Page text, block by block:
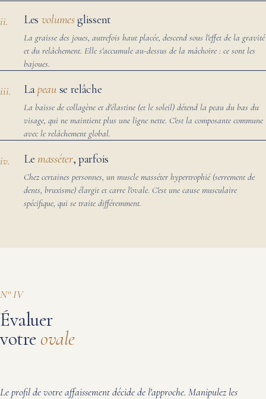
ii. Les volumesglissent
La graisse des joues, autrefois haut placée, descend sous l'effet de la gravité
et du relâchement. Elle s'accumule au-dessus de la mâchoire : ce sont les
bajoues.
iii. Lapeause relâche
La baisse de collagène et d'élastine (et le soleil) détend la peau du bas du
visage, qui ne maintient plus une ligne nette. C'est la composante commune
avec le relâchement global.
iv. Lemasséter, parfois
Chez certaines personnes, un muscle masséter hypertrophié (serrement de
dents, bruxisme) élargit et carre l'ovale. C'est une cause musculaire
spécifique, qui se traite différemment.
N° IV
Évaluer
votre ovale
Le profil de votre affaissement décide de l'approche. Manipulez les